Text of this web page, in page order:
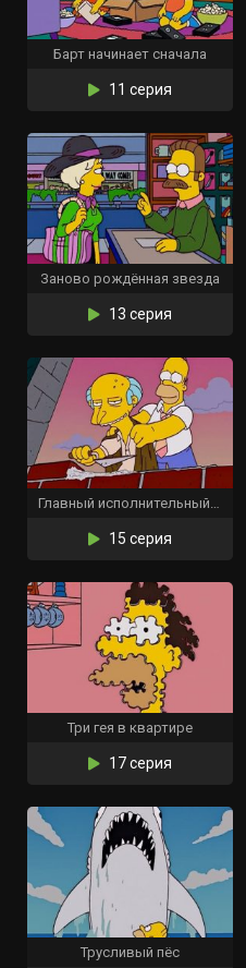
Барт начинает сначала
11 серия
Заново рождённая звезда
13 серия
Главный исполнительный д’оуректор
15 серия
Три гея в квартире
17 серия
Трусливый пёс